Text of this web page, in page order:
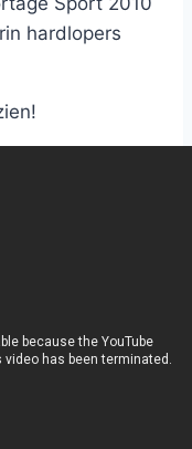
hardlopers